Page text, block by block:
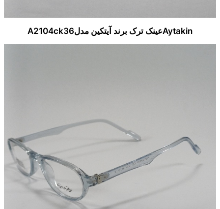
Aytakinعینک ترک برند آیتکین مدلA2104ck36